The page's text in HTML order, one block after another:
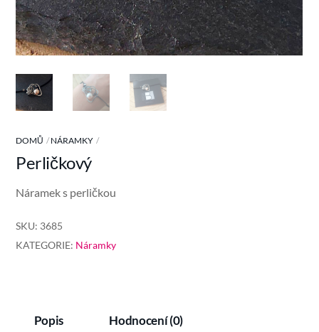
DOMŮ NÁRAMKY
Perličkový
Náramek s perličkou
SKU: 3685
KATEGORIE: Náramky
Popis Hodnocení (0)